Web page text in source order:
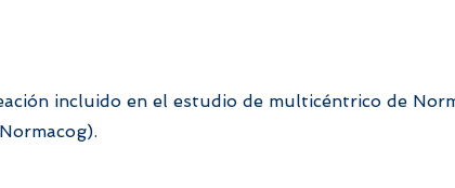
incluido en el estudio de multicéntrico de